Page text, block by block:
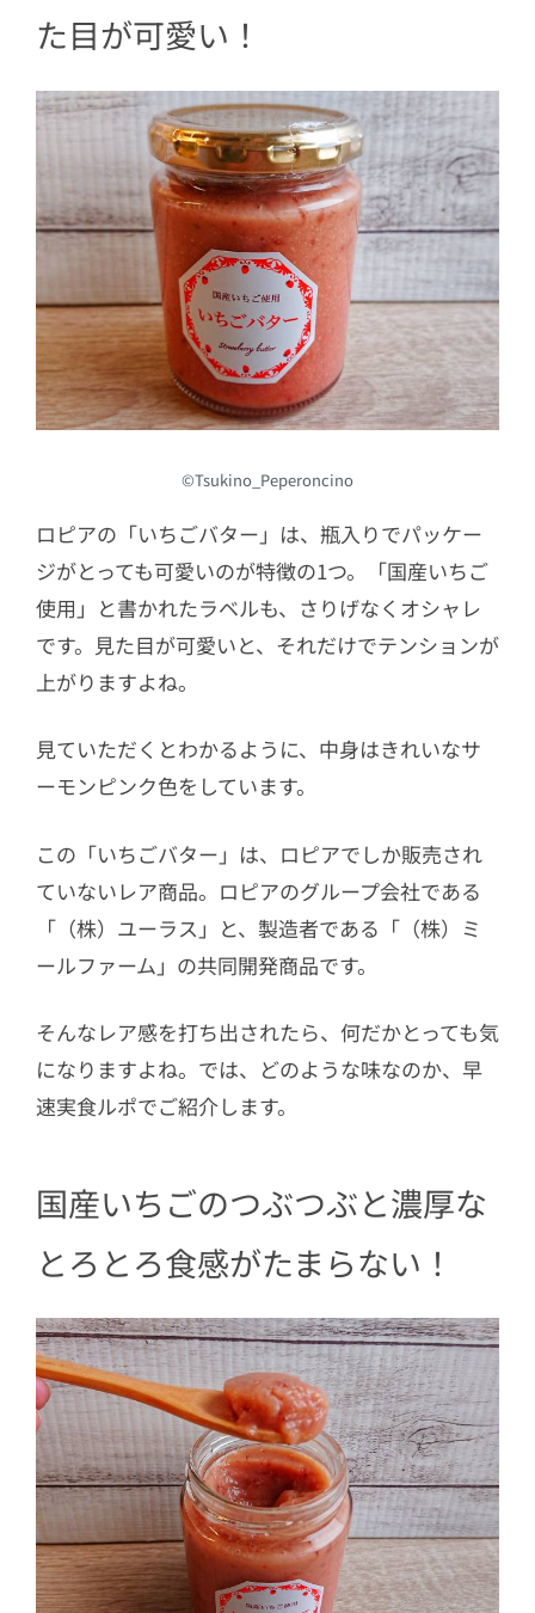
た目が可愛い！
©Tsukino_Peperoncino
ロピアの「いちごバター」は、瓶入りでパッケー
ジがとっても可愛いのが特徴の1つ。「国産いちご
使用」と書かれたラベルも、さりげなくオシャレ
です。見た目が可愛いと、それだけでテンションが
上がりますよね。
見ていただくとわかるように、中身はきれいなサ
ーモンピンク色をしています。
この「いちごバター」は、ロピアでしか販売され
ていないレア商品。ロピアのグループ会社である
「（株）ユーラス」と、製造者である「（株）ミ
ールファーム」の共同開発商品です。
そんなレア感を打ち出されたら、何だかとっても気
になりますよね。では、どのような味なのか、早
速実食ルポでご紹介します。
国産いちごのつぶつぶと濃厚な
とろとろ食感がたまらない！